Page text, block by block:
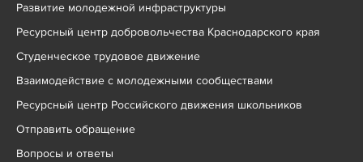
Развитие молодежной инфраструктуры
Ресурсный центр добровольчества Краснодарского края
Студенческое трудовое движение
Взаимодействие с молодежными сообществами
Ресурсный центр Российского движения школьников
Отправить обращение
Вопросы и ответы